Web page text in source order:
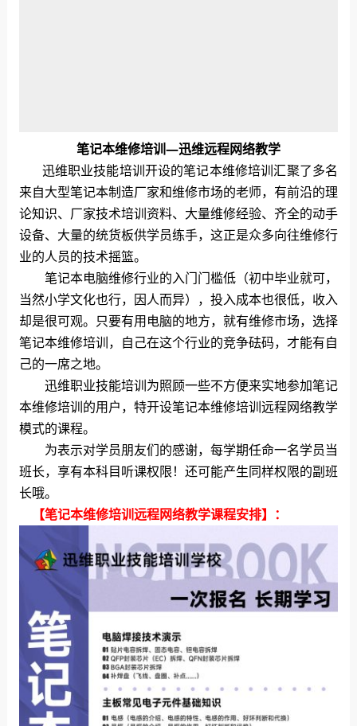
笔记本维修培训—迅维远程网络教学
迅维职业技能培训开设的笔记本维修培训汇聚了多名
来自大型笔记本制造厂家和维修市场的老师，有前沿的理
论知识、厂家技术培训资料、大量维修经验、齐全的动手
设备、大量的统货板供学员练手，这正是众多向往维修行
业的人员的技术摇篮。
笔记本电脑维修行业的入门门槛低（初中毕业就可，
当然小学文化也行，因人而异），投入成本也很低，收入
却是很可观。只要有用电脑的地方，就有维修市场，选择
笔记本维修培训，自己在这个行业的竞争砝码，才能有自
己的一席之地。
迅维职业技能培训为照顾一些不方便来实地参加笔记
本维修培训的用户，特开设笔记本维修培训远程网络教学
模式的课程。
为表示对学员朋友们的感谢，每学期任命一名学员当
班长，享有本科目听课权限！还可能产生同样权限的副班
长哦。
【笔记本维修培训远程网络教学课程安排】：